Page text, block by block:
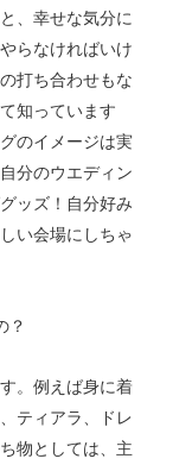
、幸せな気分に
らなければいけ
打ち合わせもな
知っています
のイメージは実
分のウエディン
ッズ！自分好み
い会場にしちゃ
？
。例えば身に着
ティアラ、ドレ
物としては、主